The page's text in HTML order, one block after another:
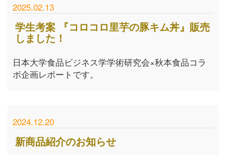
2025.02.13
学生考案 『コロコロ里芋の豚キム丼』販売
しました！
日本大学食品ビジネス学学術研究会×秋本食品コラ
ボ企画レポートです。
2024.12.20
新商品紹介のお知らせ